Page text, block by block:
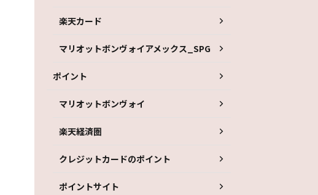
楽天カード
マリオットボンヴォイアメックス_SPG
ポイント
マリオットボンヴォイ
楽天経済圏
クレジットカードのポイント
ポイントサイト